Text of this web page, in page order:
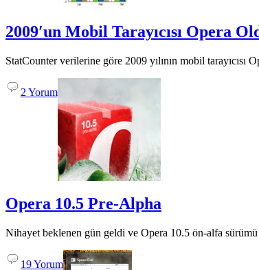
2009′un Mobil Tarayıcısı Opera
StatCounter verilerine göre 2009 yılının mobil
2 Yorum
Opera 10.5 Pre-Alpha
Nihayet beklenen gün geldi ve Opera 10.5 ön-alfa
19 Yorum